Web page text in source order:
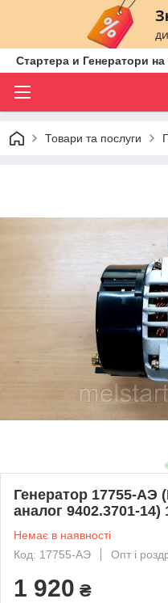
Стартера и Генератори на
Товари та послуги
Генератор 17755-АЭ
аналог 9402.3701-14)
Немає в наявності
Код: 17755-АЭ
Опт і
1 920 ₴